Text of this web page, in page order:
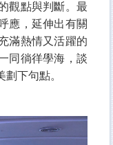
觀點與判斷。最
應，延伸出有關
滿熱情又活躍的
同徜徉學海，談
下句點。